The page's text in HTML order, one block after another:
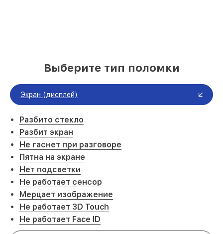
Выберите тип поломки
Экран (дисплей)
Разбито стекло
Разбит экран
Не гаснет при разговоре
Пятна на экране
Нет подсветки
Не работает сенсор
Мерцает изображение
Не работает 3D Touch
Не работает Face ID